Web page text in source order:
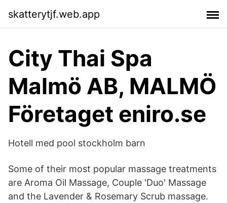
skatterytjf.web.app
City Thai Spa
Malmö AB, MALMÖ
Företaget eniro.se
Hotell med pool stockholm barn
Some of their most popular massage treatments
are Aroma Oil Massage, Couple 'Duo' Massage
and the Lavender & Rosemary Scrub massage.